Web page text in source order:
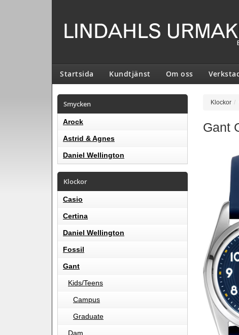
Startsida Kundtjänst Om oss
Smycken
Arock
Astrid & Agnes
Daniel Wellington
Klockor
Casio
Certina
Daniel Wellington
Fossil
Gant
Kids/Teens
Campus
Graduate
Dam
Klockor
Gant